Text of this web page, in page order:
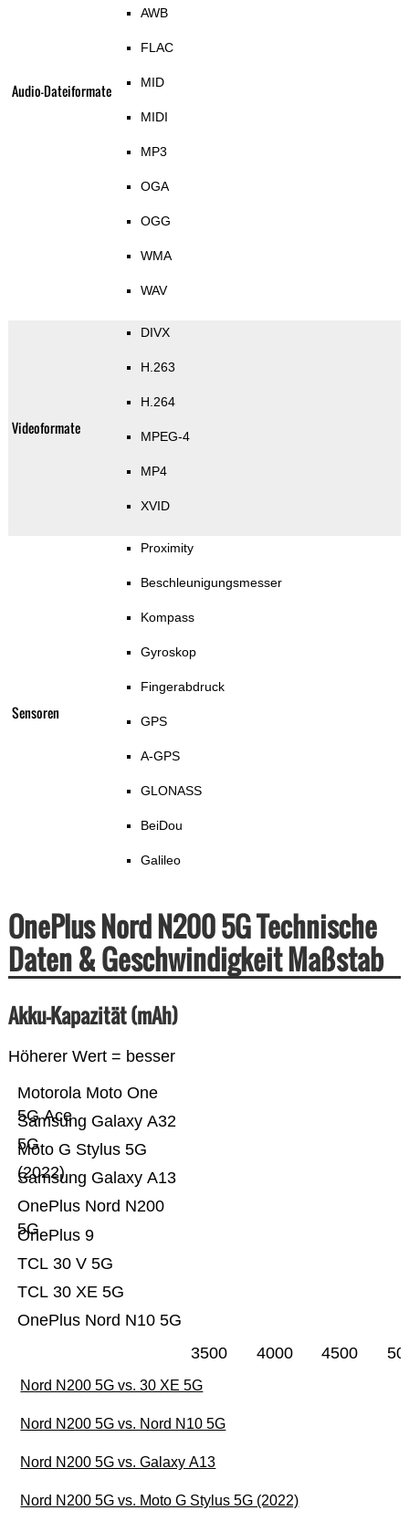
Audio-Dateiformate
AWB
FLAC
MID
MIDI
MP3
OGA
OGG
WMA
WAV
Videoformate
DIVX
H.263
H.264
MPEG-4
MP4
XVID
Sensoren
Proximity
Beschleunigungsmesser
Kompass
Gyroskop
Fingerabdruck
GPS
A-GPS
GLONASS
BeiDou
Galileo
OnePlus Nord N200 5G Technische
Daten & Geschwindigkeit Maßstab
Akku-Kapazität (mAh)
Höherer Wert = besser
OnePlus Nord N10 5G
TCL 30 XE 5G
TCL 30 V 5G
OnePlus 9
OnePlus Nord N200
5G
Samsung Galaxy A13
Moto G Stylus 5G
(2022)
Samsung Galaxy A32
5G
Motorola Moto One
5G Ace
3500 4000 4500
Nord N200 5G vs. 30 XE 5G
Nord N200 5G vs. Nord N10 5G
Nord N200 5G vs. Galaxy A13
Nord N200 5G vs. Moto G Stylus 5G (2022)